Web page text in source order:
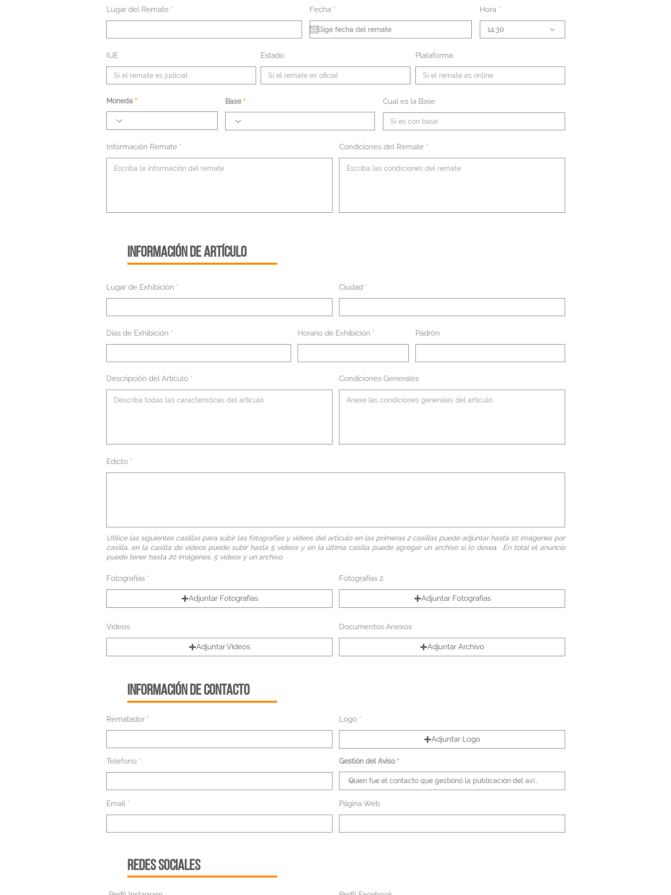
Lugar del Remate Fecha *
q
u
i
Hora
14:30
IUE Estado Plataforma
Moneda Base Cual es la Base
Información Remate Condiciones del Remate
INFORMACIÓN DE ARTÍCULO
Lugar de Exhibición Ciudad
Dias de Exhibición Horario de Exhibición Padrón
Descripción del Artículo Condiciones Generales
Edicto
Utilice las siguientes casillas para subir las fotografías y videos del artículo en las primeras 2 casillas puede adjuntar hasta 10 imágenes por
casilla, en la casilla de videos puede subir hasta 5 videos y en la última casilla puede agregar un archivo si lo desea. En total el anuncio
puede tener hasta 20 imágenes, 5 videos y un archivo.
Fotografías
Adjuntar Fotografías
Videos
Adjuntar Videos
Fotografías 2
Adjuntar Fotografías
Documentos Anexos
Adjuntar Archivo
INFORMACIÓN DE CONTACTO
Rematador
Telefono
Logo
Adjuntar Logo
Gestión del Aviso
Email Página Web
REDES SOCIALES